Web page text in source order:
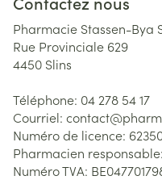
Pharmacie Stassen-Bya
Rue Provinciale 629
4450 Slins
Téléphone: 04 278 54 17
Courriel: contact@
Numéro de licence:
Pharmacien responsable:
Numéro TVA: